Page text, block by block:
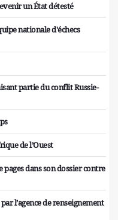
un État détesté
nationale d'échecs
partie du conflit Russie-
de l’Ouest
pages dans son dossier contre
l’agence de renseignement